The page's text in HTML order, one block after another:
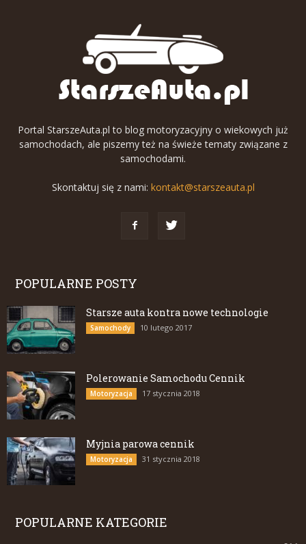
Portal StarszeAuta.pl to blog motoryzacyjny o wiekowych już
samochodach, ale piszemy też na świeże tematy związane z
samochodami.
Skontaktuj się z nami: kontakt@starszeauta.pl
POPULARNE POSTY
Starsze auta kontra nowe technologie
Samochody 10 lutego 2017
Polerowanie Samochodu Cennik
Motoryzacja 17 stycznia 2018
Myjnia parowa cennik
Motoryzacja 31 stycznia 2018
POPULARNE KATEGORIE